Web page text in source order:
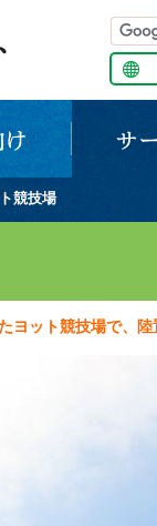
競技場
ヨット競技場で、